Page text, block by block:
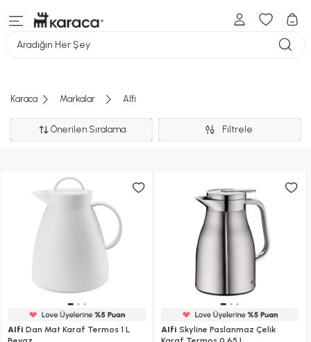
Aradığın Her Şey
Karaca Markalar Alfi
Önerilen Sıralama Filtrele
Alfi Dan Mat Karaf Termos 1 L
Alfi Skyline Paslanmaz Çelik